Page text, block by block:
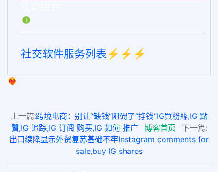
1
社交软件服务列表⚡️⚡️⚡️
❤️‍🔥
上一篇:跨境电商：别让“缺钱”阻碍了“挣钱”IG買粉絲,IG 點
贊,IG 追踪,IG 订阅 购买,IG 如何 推广
博客首页
下一篇:
出口续降显示外贸复苏基础不牢Instagram comments for
sale,buy IG shares